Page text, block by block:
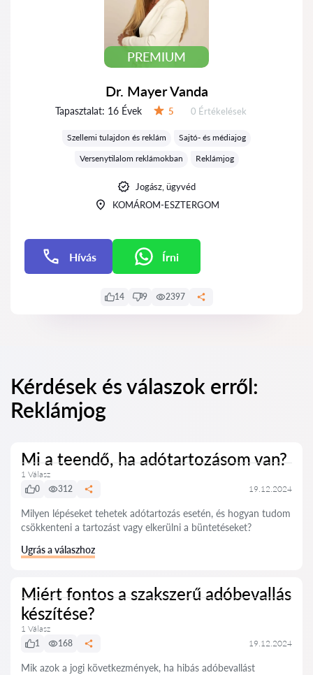
PREMIUM
Dr. Mayer Vanda
Tapasztalat: 16 Évek 5 Értékelések:
0 Értékelések
Szellemi tulajdon és reklám
Sajtó- és médiajog
Versenytilalom reklámokban
Reklámjog
Jogász, ügyvéd
KOMÁROM-ESZTERGOM
Hívás Írni
14 9 2397
Kérdések és válaszok erről:
Reklámjog
Mi a teendő, ha adótartozásom van?
1 Válasz
0
312 19.12.2024
Milyen lépéseket tehetek adótartozás esetén, és hogyan tudom
csökkenteni a tartozást vagy elkerülni a büntetéseket?
Ugrás a válaszhoz
Miért fontos a szakszerű adóbevallás
készítése?
1 Válasz
1
168 19.12.2024
Mik azok a jogi következmények, ha hibás adóbevallást